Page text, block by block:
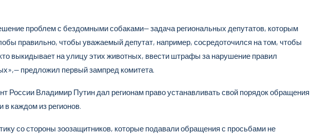
проблем с бездомными собаками— задача региональных депутатов, которым
правильно, чтобы уважаемый депутат, например, сосредоточился на том, чтобы
выкидывает на улицу этих животных, ввести штрафы за нарушение правил
предложил первый зампред комитета.
России Владимир Путин дал регионам право устанавливать свой порядок обращения
каждом из регионов.
со стороны зоозащитников, которые подавали обращения с просьбами не